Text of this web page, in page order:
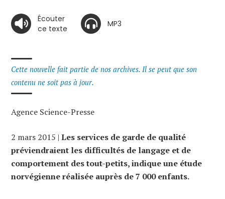
Écouter
ce texte
MP3
Cette nouvelle fait partie de nos archives. Il se peut que son
contenu ne soit pas à jour.
Agence Science-Presse
2 mars 2015 | Les services de garde de qualité
préviendraient les difficultés de langage et de
comportement des tout-petits, indique une étude
norvégienne réalisée auprès de 7 000 enfants.